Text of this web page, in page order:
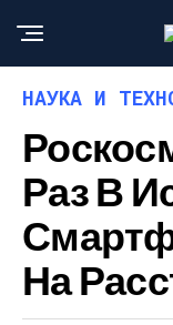
НАУКА И
Раз В
На